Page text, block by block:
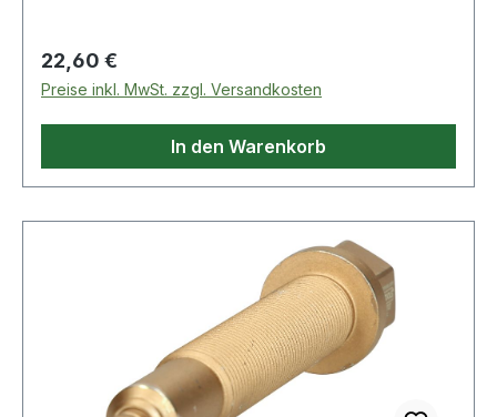
Regulärer Preis:
22,60 €
Preise inkl. MwSt. zzgl. Versandkosten
In den Warenkorb